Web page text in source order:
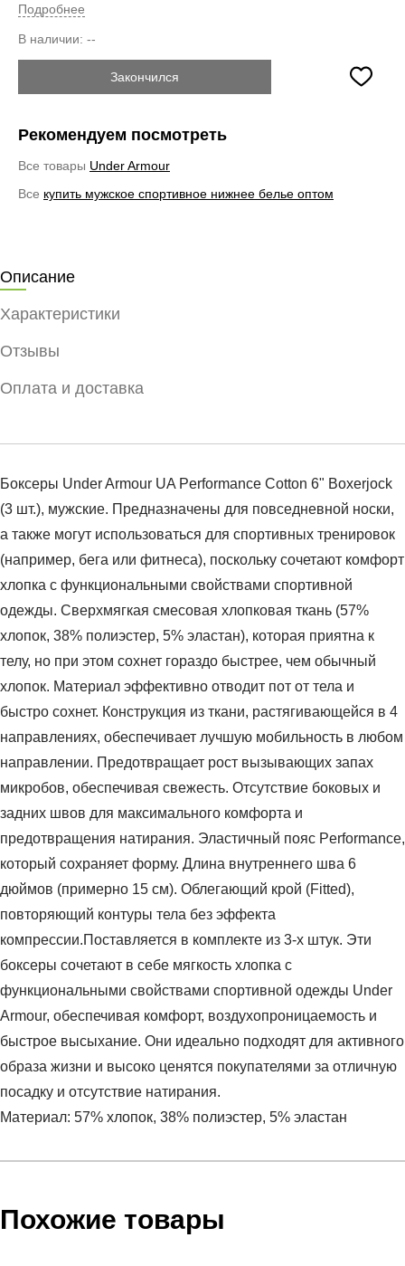
Подробнее
В наличии: --
Закончился
Рекомендуем посмотреть
Все товары Under Armour
Все купить мужское спортивное нижнее белье оптом
Описание
Характеристики
Отзывы
Оплата и доставка
Боксеры Under Armour UA Performance Cotton 6" Boxerjock
(3 шт.), мужские. Предназначены для повседневной носки,
а также могут использоваться для спортивных тренировок
(например, бега или фитнеса), поскольку сочетают комфорт
хлопка с функциональными свойствами спортивной
одежды. Сверхмягкая смесовая хлопковая ткань (57%
хлопок, 38% полиэстер, 5% эластан), которая приятна к
телу, но при этом сохнет гораздо быстрее, чем обычный
хлопок. Материал эффективно отводит пот от тела и
быстро сохнет. Конструкция из ткани, растягивающейся в 4
направлениях, обеспечивает лучшую мобильность в любом
направлении. Предотвращает рост вызывающих запах
микробов, обеспечивая свежесть. Отсутствие боковых и
задних швов для максимального комфорта и
предотвращения натирания. Эластичный пояс Performance,
который сохраняет форму. Длина внутреннего шва 6
дюймов (примерно 15 см). Облегающий крой (Fitted),
повторяющий контуры тела без эффекта
компрессии.Поставляется в комплекте из 3-х штук. Эти
боксеры сочетают в себе мягкость хлопка с
функциональными свойствами спортивной одежды Under
Armour, обеспечивая комфорт, воздухопроницаемость и
быстрое высыхание. Они идеально подходят для активного
образа жизни и высоко ценятся покупателями за отличную
посадку и отсутствие натирания.
Материал: 57% хлопок, 38% полиэстер, 5% эластан
Артикул:1383889-410
COTTON-SOLID
Условия оплаты
высылает Вам менеджер.
Похожие товары